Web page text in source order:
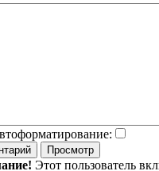
Этот пользователь